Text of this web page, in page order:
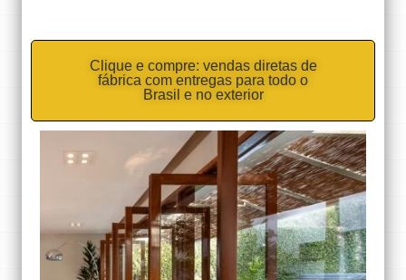
Clique e compre: vendas diretas de
fábrica com entregas para todo o
Brasil e no exterior